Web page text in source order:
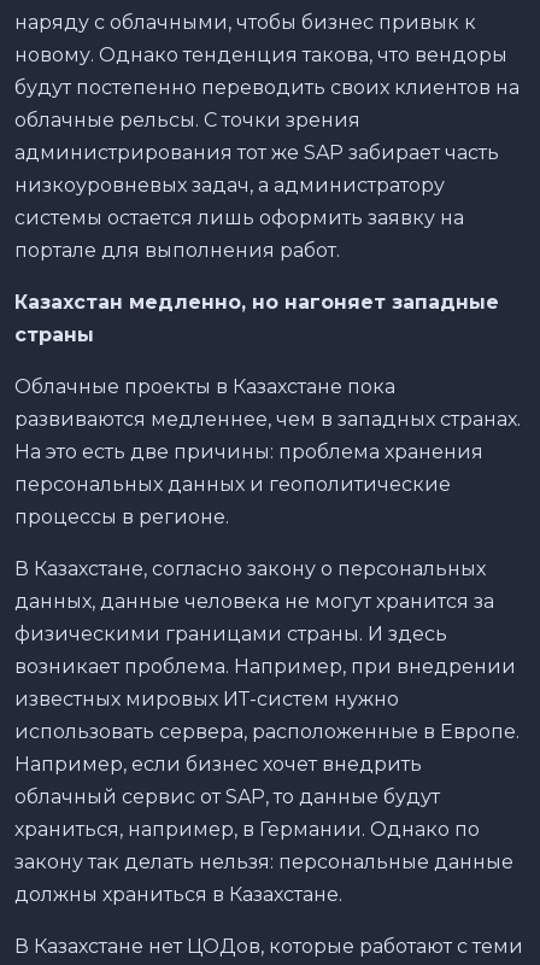
наряду с облачными, чтобы бизнес привык к
новому. Однако тенденция такова, что вендоры
будут постепенно переводить своих клиентов на
облачные рельсы. С точки зрения
администрирования тот же SAP забирает часть
низкоуровневых задач, а администратору
системы остается лишь оформить заявку на
портале для выполнения работ.
Казахстан медленно, но нагоняет западные
страны
Облачные проекты в Казахстане пока
развиваются медленнее, чем в западных странах.
На это есть две причины: проблема хранения
персональных данных и геополитические
процессы в регионе.
В Казахстане, согласно закону о персональных
данных, данные человека не могут хранится за
физическими границами страны. И здесь
возникает проблема. Например, при внедрении
известных мировых ИТ-систем нужно
использовать сервера, расположенные в Европе.
Например, если бизнес хочет внедрить
облачный сервис от SAP, то данные будут
храниться, например, в Германии. Однако по
закону так делать нельзя: персональные данные
должны храниться в Казахстане.
В Казахстане нет ЦОДов, которые работают с теми